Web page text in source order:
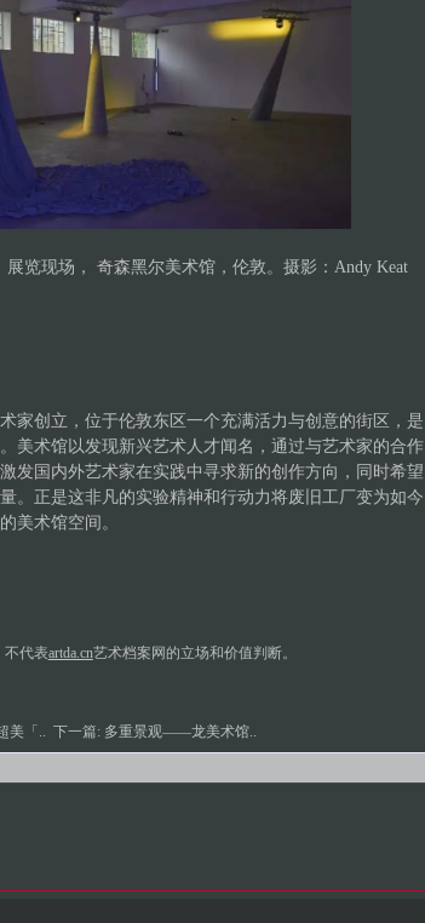
展览现场， 奇森黑尔美术馆，伦敦。摄影：Andy Keat
家创立，位于伦敦东区一个充满活力与创意的街区，是
美术馆以发现新兴艺术人才闻名，通过与艺术家的合作
发国内外艺术家在实践中寻求新的创作方向，同时希望
。正是这非凡的实验精神和行动力将废旧工厂变为如今
美术馆空间。
不代表artda.cn艺术档案网的立场和价值判断。
美「.. 下一篇: 多重景观——龙美术馆..